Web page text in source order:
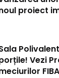
proiect
Vezi